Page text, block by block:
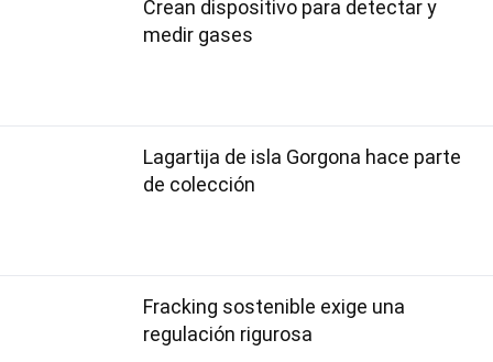
Crean dispositivo para detectar y
medir gases
Lagartija de isla Gorgona hace parte
de colección
Fracking sostenible exige una
regulación rigurosa